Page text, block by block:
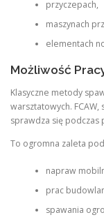
przyczepach,
maszynach
elementach
Możliwość
Klasyczne metody
warsztatowych.
sprawdza się podczas
To ogromna zaleta
napraw
prac
spawania